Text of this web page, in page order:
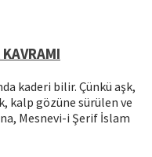
kaderi bilir. Çünkü aşk,
kalp gözüne sürülen ve
Mesnevi-i Şerif İslam